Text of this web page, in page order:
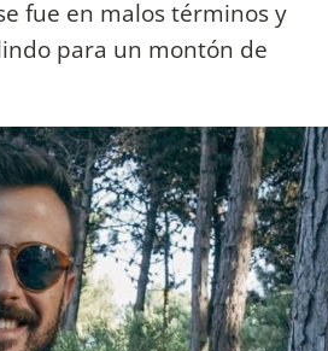
fue en malos términos y
para un montón de